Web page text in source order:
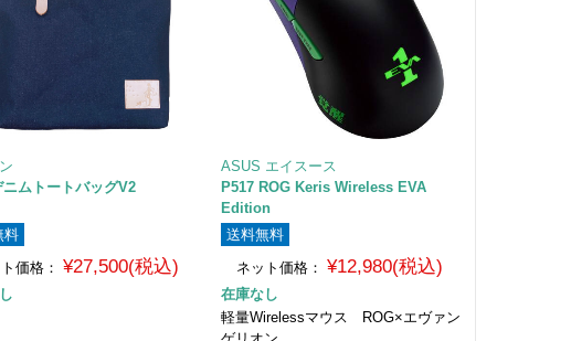
ニムトートバッグV2
料
価格： ¥27,500(税込)
ASUS エイスース
P517 ROG Keris Wireless EVA
Edition
送料無料
ネット価格： ¥12,980(税込)
在庫なし
軽量Wirelessマウス ROG×エヴァン